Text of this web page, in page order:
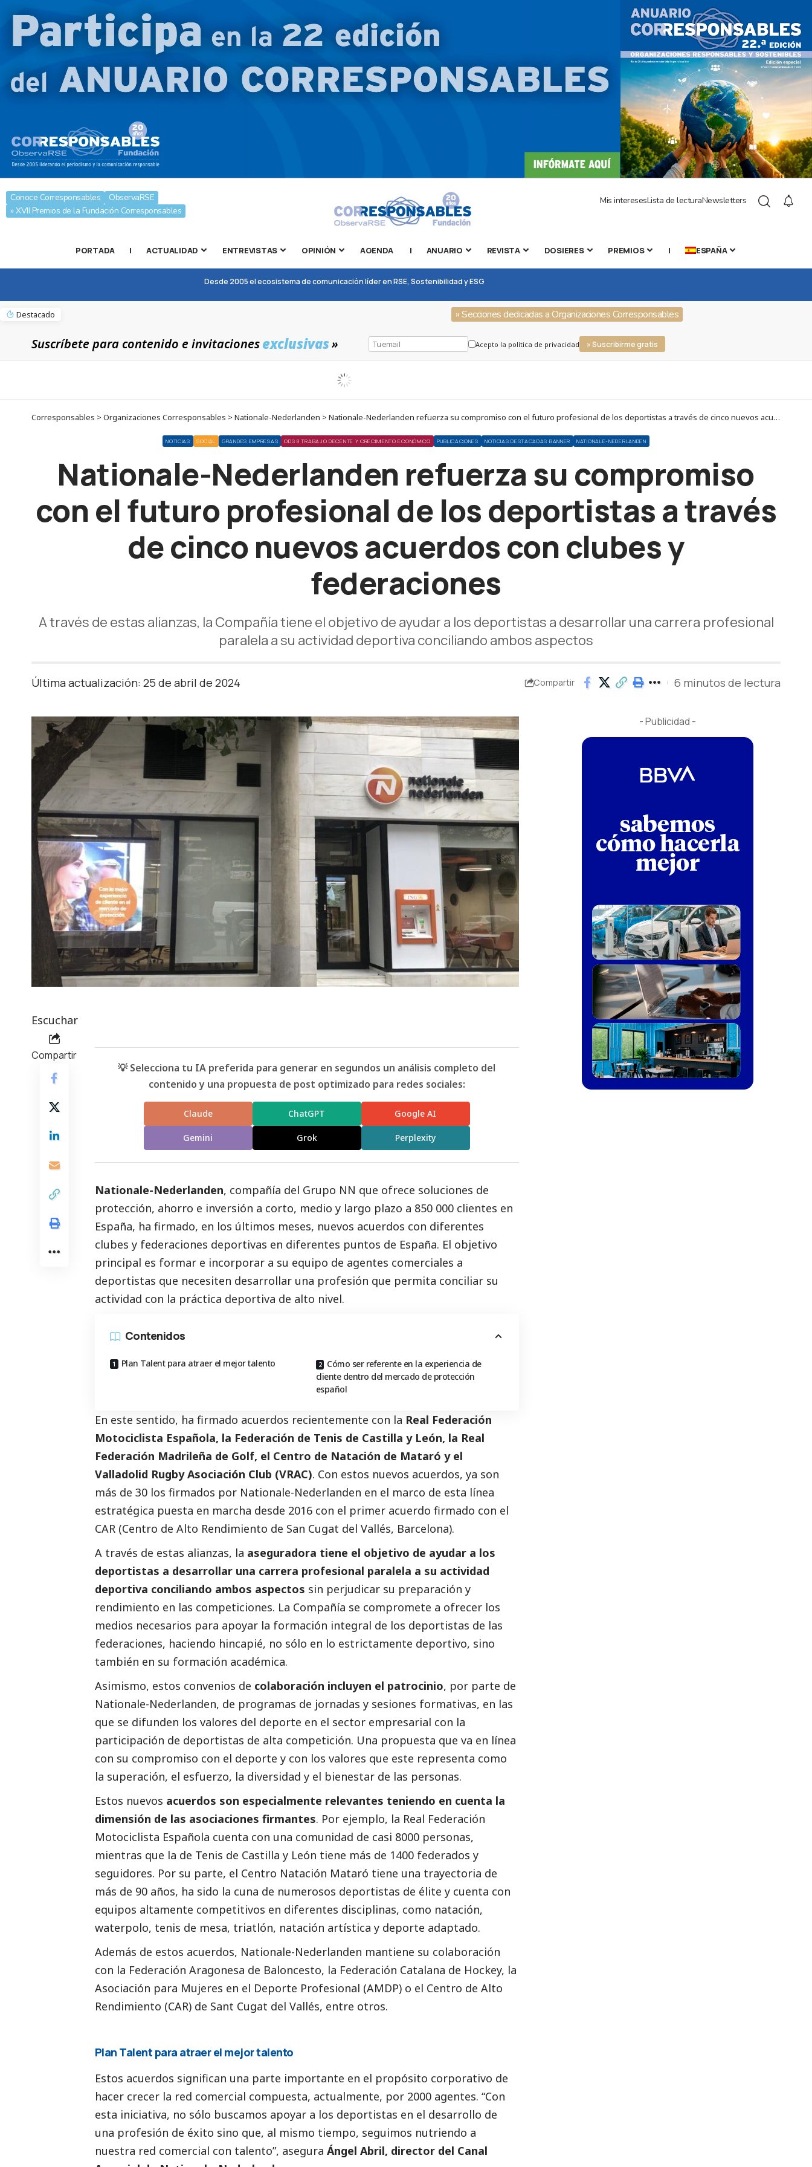
Conoce Corresponsables
ObservaRSE
» XVII Premios de la Fundación Corresponsables
Mis interesesLista de lecturaNewsletters
PORTADA | ACTUALIDAD ENTREVISTAS OPINIÓN AGENDA | ANUARIO REVISTA DOSIERES PREMIOS | ESPAÑA
Desde 2005 el ecosistema de comunicación líder en RSE, Sostenibilidad y ESG
Destacado » Secciones dedicadas a Organizaciones Corresponsables
Suscríbete para contenido e invitacionesexclusivas» Acepto la política de privacidad » Suscribirme gratis
Corresponsables > Organizaciones Corresponsables > Nationale-Nederlanden > Nationale-Nederlanden refuerza su compromiso con el futuro profesional de los deportistas a través de cinco nuevos acuerdos con clubes y federaciones
NOTICIAS SOCIAL GRANDES EMPRESAS ODS 8 TRABAJO DECENTE Y CRECIMIENTO ECONÓMICO PUBLICACIONES NOTICIAS DESTACADAS BANNER NATIONALE-NEDERLANDEN
Nationale-Nederlanden refuerza su compromiso
con el futuro profesional de los deportistas a través
de cinco nuevos acuerdos con clubes y
federaciones
A través de estas alianzas, la Compañía tiene el objetivo de ayudar a los deportistas a desarrollar una carrera profesional
paralela a su actividad deportiva conciliando ambos aspectos
Última actualización: 25 de abril de 2024 Compartir 6 minutos de lectura
Escuchar
Compartir
💡 Selecciona tu IA preferida para generar en segundos un análisis completo del
contenido y una propuesta de post optimizado para redes sociales:
Claude ChatGPT Google AI
Gemini Grok Perplexity
Nationale-Nederlanden, compañía del Grupo NN que ofrece soluciones de
protección, ahorro e inversión a corto, medio y largo plazo a 850 000 clientes en
España, ha firmado, en los últimos meses, nuevos acuerdos con diferentes
clubes y federaciones deportivas en diferentes puntos de España. El objetivo
principal es formar e incorporar a su equipo de agentes comerciales a
deportistas que necesiten desarrollar una profesión que permita conciliar su
actividad con la práctica deportiva de alto nivel.
Contenidos
Plan Talent para atraer el mejor talento
Cómo ser referente en la experiencia de
cliente dentro del mercado de protección
español
En este sentido, ha firmado acuerdos recientemente con la Real Federación
Motociclista Española, la Federación de Tenis de Castilla y León, la Real
Federación Madrileña de Golf, el Centro de Natación de Mataró y el
Valladolid Rugby Asociación Club (VRAC). Con estos nuevos acuerdos, ya son
más de 30 los firmados por Nationale-Nederlanden en el marco de esta línea
estratégica puesta en marcha desde 2016 con el primer acuerdo firmado con el
CAR (Centro de Alto Rendimiento de San Cugat del Vallés, Barcelona).
A través de estas alianzas, la aseguradora tiene el objetivo de ayudar a los
deportistas a desarrollar una carrera profesional paralela a su actividad
deportiva conciliando ambos aspectos sin perjudicar su preparación y
rendimiento en las competiciones. La Compañía se compromete a ofrecer los
medios necesarios para apoyar la formación integral de los deportistas de las
federaciones, haciendo hincapié, no sólo en lo estrictamente deportivo, sino
también en su formación académica.
Asimismo, estos convenios de colaboración incluyen el patrocinio, por parte de
Nationale-Nederlanden, de programas de jornadas y sesiones formativas, en las
que se difunden los valores del deporte en el sector empresarial con la
participación de deportistas de alta competición. Una propuesta que va en línea
con su compromiso con el deporte y con los valores que este representa como
la superación, el esfuerzo, la diversidad y el bienestar de las personas.
Estos nuevos acuerdos son especialmente relevantes teniendo en cuenta la
dimensión de las asociaciones firmantes. Por ejemplo, la Real Federación
Motociclista Española cuenta con una comunidad de casi 8000 personas,
mientras que la de Tenis de Castilla y León tiene más de 1400 federados y
seguidores. Por su parte, el Centro Natación Mataró tiene una trayectoria de
más de 90 años, ha sido la cuna de numerosos deportistas de élite y cuenta con
equipos altamente competitivos en diferentes disciplinas, como natación,
waterpolo, tenis de mesa, triatlón, natación artística y deporte adaptado.
Además de estos acuerdos, Nationale-Nederlanden mantiene su colaboración
con la Federación Aragonesa de Baloncesto, la Federación Catalana de Hockey, la
Asociación para Mujeres en el Deporte Profesional (AMDP) o el Centro de Alto
Rendimiento (CAR) de Sant Cugat del Vallés, entre otros.
Plan Talent para atraer el mejor talento
Estos acuerdos significan una parte importante en el propósito corporativo de
hacer crecer la red comercial compuesta, actualmente, por 2000 agentes. “Con
esta iniciativa, no sólo buscamos apoyar a los deportistas en el desarrollo de
una profesión de éxito sino que, al mismo tiempo, seguimos nutriendo a
nuestra red comercial con talento”, asegura Ángel Abril, director del Canal
- Publicidad -